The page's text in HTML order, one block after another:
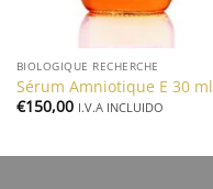
BIOLOGIQUE RECHERCHE
Sérum Amniotique E 30 ml
€150,00 I.V.A INCLUIDO